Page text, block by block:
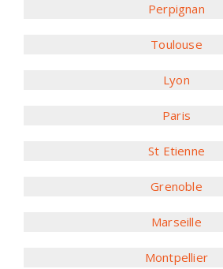
Perpignan
Toulouse
Lyon
Paris
St Etienne
Grenoble
Marseille
Montpellier